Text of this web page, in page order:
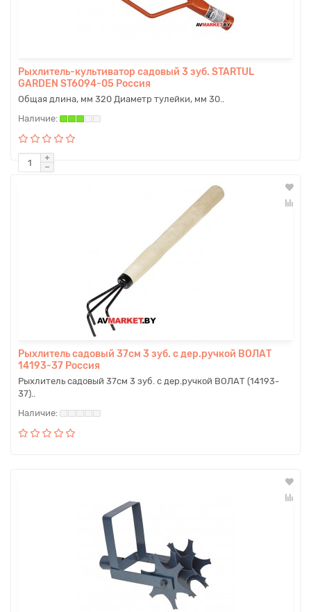
Рыхлитель-культиватор садовый 3 зуб. STARTUL
GARDEN ST6094-05 Россия
Общая длина, мм 320 Диаметр тулейки, мм 30..
Рыхлитель садовый 37см 3 зуб. с дер.ручкой ВОЛАТ
14193-37 Россия
Рыхлитель садовый 37см 3 зуб. с дер.ручкой ВОЛАТ (14193-
37)..